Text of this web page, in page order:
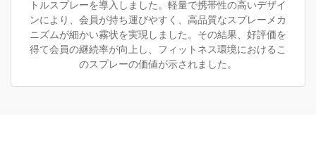
トルスプレーを導入しました。軽量で携帯性の高いデザイ
ンにより、会員が持ち運びやすく、高品質なスプレーメカ
ニズムが細かい霧状を実現しました。その結果、好評価を
得て会員の継続率が向上し、フィットネス環境におけるこ
のスプレーの価値が示されました。